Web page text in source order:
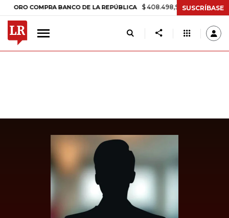
COMPRA BANCO DE LA REPÚBLICA $ 408.498,97 +$ 8.753,81 +2,19%
SUSCRÍBASE